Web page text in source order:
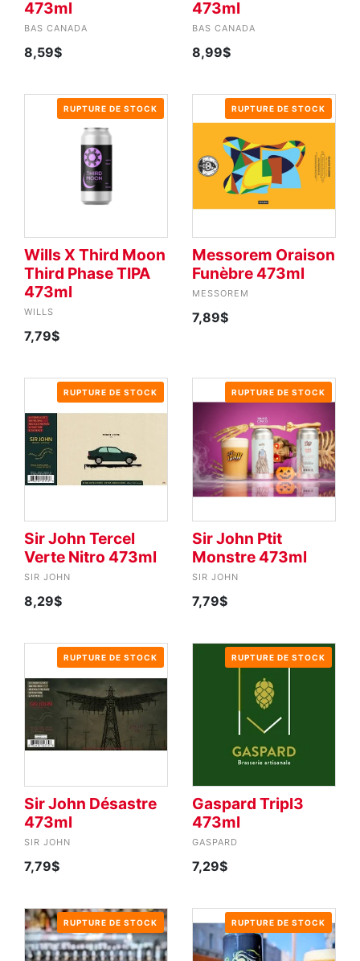
473ml
BAS CANADA
8,59$
473ml
BAS CANADA
8,99$
RUPTURE DE STOCK
Wills X Third Moon
Third Phase TIPA
473ml
WILLS
7,79$
RUPTURE DE STOCK
Messorem Oraison
Funèbre 473ml
MESSOREM
7,89$
RUPTURE DE STOCK
Sir John Tercel
Verte Nitro 473ml
SIR JOHN
8,29$
RUPTURE DE STOCK
Sir John Ptit
Monstre 473ml
SIR JOHN
7,79$
RUPTURE DE STOCK
Sir John Désastre
473ml
SIR JOHN
7,79$
RUPTURE DE STOCK
Gaspard Tripl3
473ml
GASPARD
7,29$
RUPTURE DE STOCK RUPTURE DE STOCK